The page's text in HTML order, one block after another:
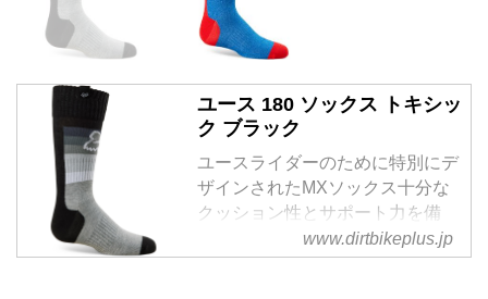
ユース 180 ソックス トキシッ
ク ブラック
ユースライダーのために特別にデ
ザインされたMXソックス十分な
クッション性とサポート力を備
え、モトクロスブーツの中でより
安全で快適なフィット感...
www.dirtbikeplus.jp